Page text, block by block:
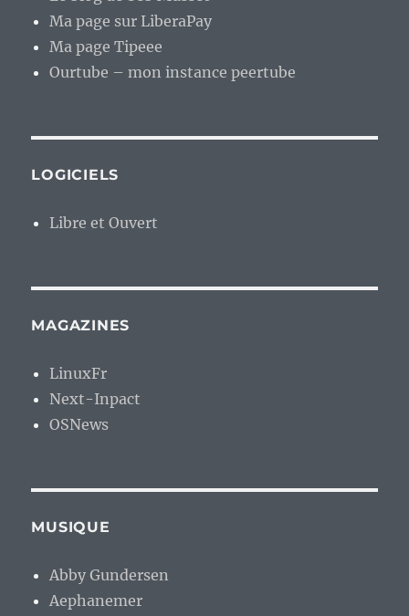
Ma page sur LiberaPay
Ma page Tipeee
Ourtube – mon instance peertube
LOGICIELS
Libre et Ouvert
MAGAZINES
LinuxFr
Next-Inpact
OSNews
MUSIQUE
Abby Gundersen
Aephanemer